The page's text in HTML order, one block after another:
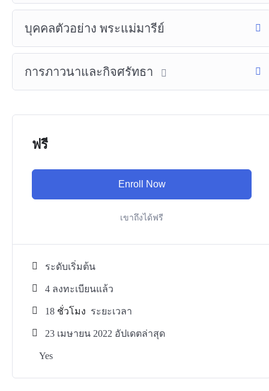
บุคคลตัวอย่าง พระแม่มารีย์
การภาวนาและกิจศรัทธา
ฟรี
Enroll Now
เขาถึงได้ฟรี
ระดับเริ่มต้น
4 ลงทะเบียนแล้ว
18 ชั่วโมง ระยะเวลา
23 เมษายน 2022 อัปเดตล่าสุด
Yes